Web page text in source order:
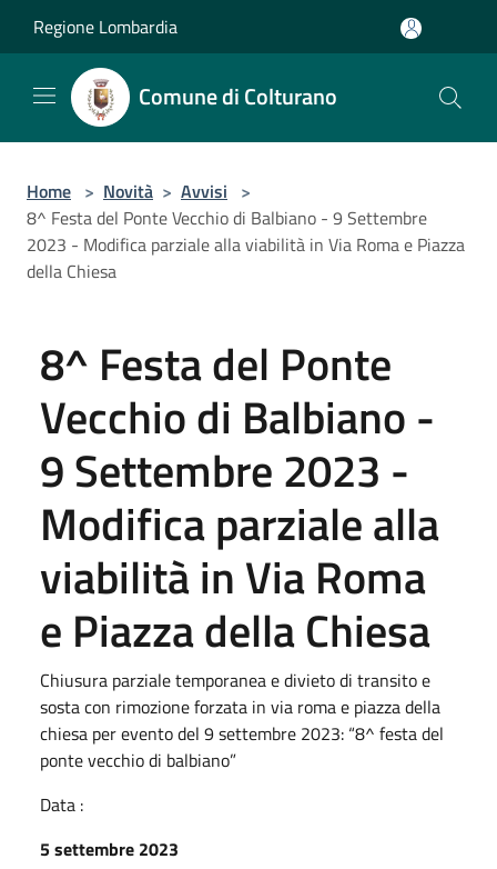
Regione Lombardia
Comune di Colturano
Home > Novità > Avvisi >
8^ Festa del Ponte Vecchio di Balbiano - 9 Settembre
2023 - Modifica parziale alla viabilità in Via Roma e Piazza
della Chiesa
8^ Festa del Ponte
Vecchio di Balbiano -
9 Settembre 2023 -
Modifica parziale alla
viabilità in Via Roma
e Piazza della Chiesa
Chiusura parziale temporanea e divieto di transito e
sosta con rimozione forzata in via roma e piazza della
chiesa per evento del 9 settembre 2023: “8^ festa del
ponte vecchio di balbiano”
Data :
5 settembre 2023